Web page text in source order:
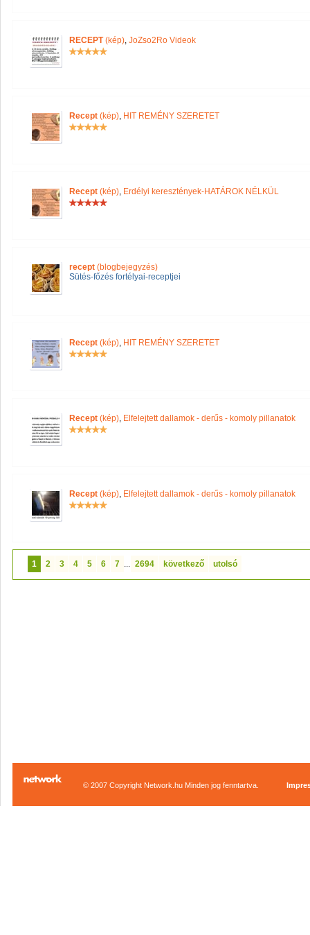
RECEPT(kép), JoZso2Ro Videok
Recept (kép), HIT REMÉNY SZERETET
Recept (kép), Erdélyi keresztények-HATÁROK NÉLKÜL
recept (blogbejegyzés)
Sütés-főzés fortélyai-receptjei
Recept (kép), HIT REMÉNY SZERETET
Recept (kép), Elfelejtett dallamok - derűs - komoly pillanatok
Recept (kép), Elfelejtett dallamok - derűs - komoly pillanatok
1 2 3 4 5 6 7 ... 2694 következő utolsó
© 2007 Copyright Network.hu Minden jog fenntartva.